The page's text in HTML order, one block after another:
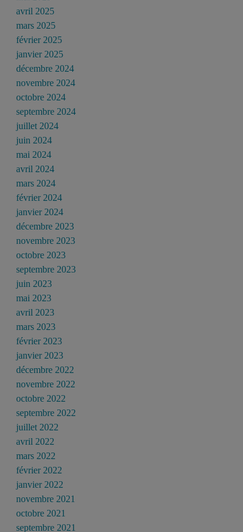
avril 2025
mars 2025
février 2025
janvier 2025
décembre 2024
novembre 2024
octobre 2024
septembre 2024
juillet 2024
juin 2024
mai 2024
avril 2024
mars 2024
février 2024
janvier 2024
décembre 2023
novembre 2023
octobre 2023
septembre 2023
juin 2023
mai 2023
avril 2023
mars 2023
février 2023
janvier 2023
décembre 2022
novembre 2022
octobre 2022
septembre 2022
juillet 2022
avril 2022
mars 2022
février 2022
janvier 2022
novembre 2021
octobre 2021
septembre 2021